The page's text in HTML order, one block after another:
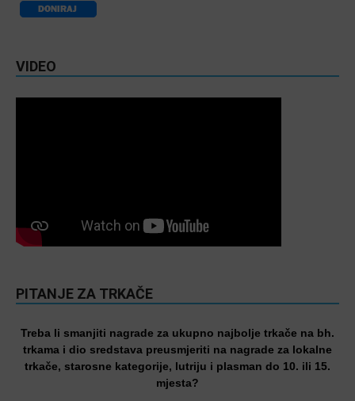
VIDEO
PITANJE ZA TRKAČE
Treba li smanjiti nagrade za ukupno najbolje trkače na bh.
trkama i dio sredstava preusmjeriti na nagrade za lokalne
trkače, starosne kategorije, lutriju i plasman do 10. ili 15.
mjesta?